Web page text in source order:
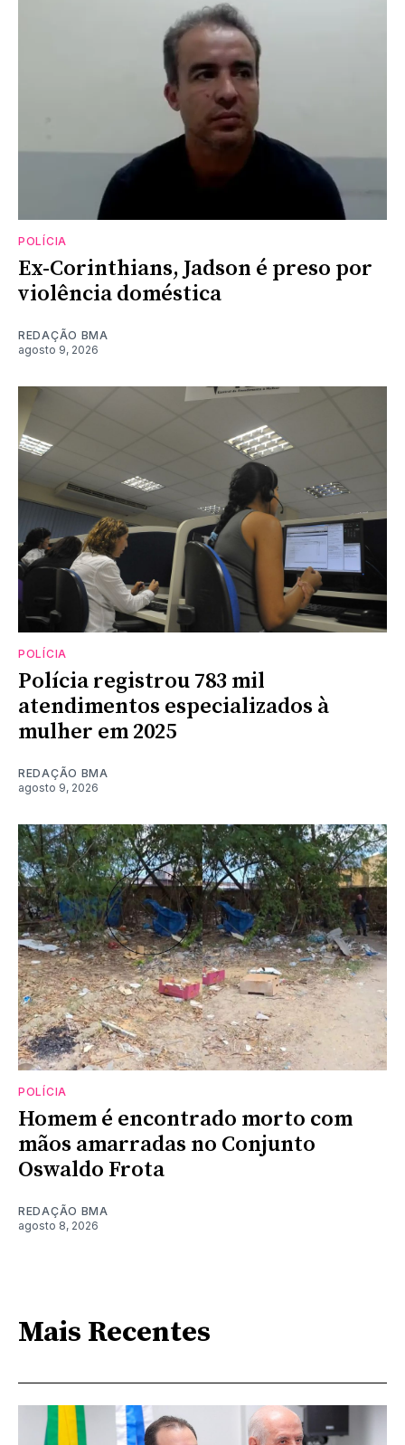
POLÍCIA
Ex-Corinthians, Jadson é preso por
violência doméstica
REDAÇÃO BMA
agosto 9, 2026
POLÍCIA
Polícia registrou 783 mil
atendimentos especializados à
mulher em 2025
REDAÇÃO BMA
agosto 9, 2026
POLÍCIA
Homem é encontrado morto com
mãos amarradas no Conjunto
Oswaldo Frota
REDAÇÃO BMA
agosto 8, 2026
Mais Recentes